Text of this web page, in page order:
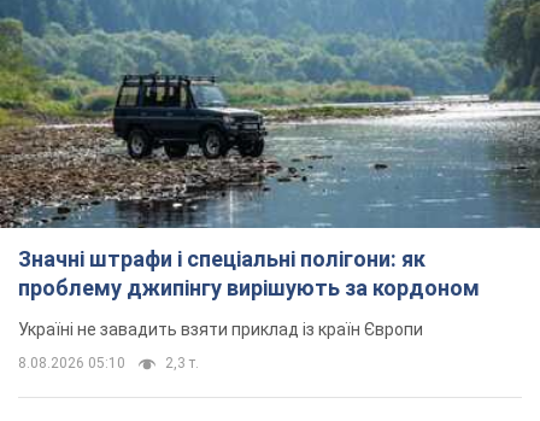
Значні штрафи і спеціальні полігони: як
проблему джипінгу вирішують за кордоном
Україні не завадить взяти приклад із країн Європи
8.08.2026 05:10 2,3 т.